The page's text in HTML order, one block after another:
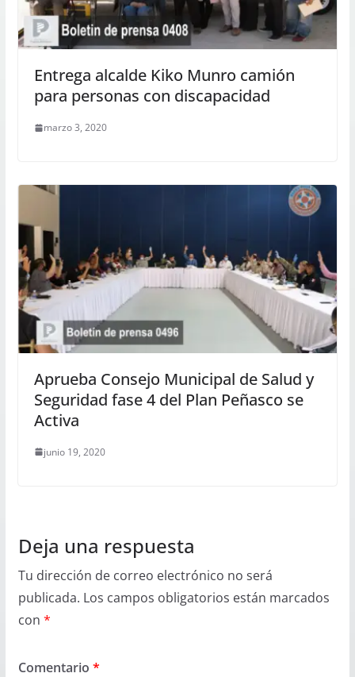
Entrega alcalde Kiko Munro camión
para personas con discapacidad
marzo 3, 2020
Aprueba Consejo Municipal de Salud y
Seguridad fase 4 del Plan Peñasco se
Activa
junio 19, 2020
Deja una respuesta
Tu dirección de correo electrónico no será
publicada. Los campos obligatorios están marcados
con *
Comentario *